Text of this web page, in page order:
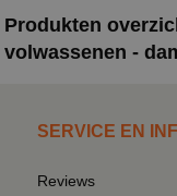
Produkten
volwassenen -
SERVICE EN
Reviews